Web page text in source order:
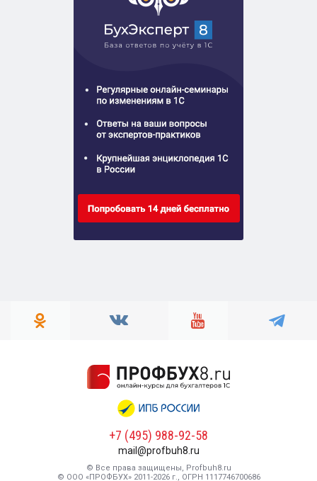
+7 (495) 988-92-58
mail@profbuh8.ru
© Все права защищены, Profbuh8.ru
© ООО «ПРОФБУХ» 2011-2026 г., ОГРН 1117746700686